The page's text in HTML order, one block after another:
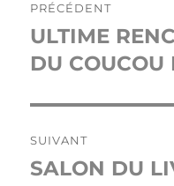
de
l’article
PRÉCÉDENT
Publication
précédente :
ULTIME
DU COUCOU
SUIVANT
Publication
SALON DU